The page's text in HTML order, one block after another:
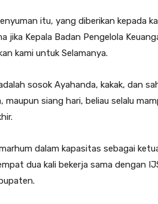
itu, yang diberikan kepada
jika Kepala Badan Pengelola
kami untuk Selamanya.
sosok Ayahanda, kakak, dan
maupun siang hari, beliau selalu
dalam kapasitas sebagai
dua kali bekerja sama dengan